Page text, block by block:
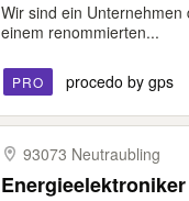
Wir sind ein
einem renommierten...
PRO procedo by gps
93073 Neutraubling